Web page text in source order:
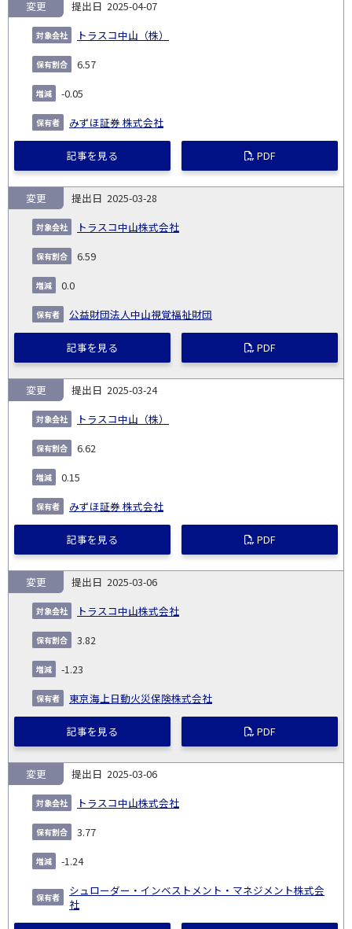
2025-04-07
トラスコ中山（株）
変更
6.57
-0.05
みずほ証券 株式会社
記事を見る PDF
2025-03-28
トラスコ中山株式会社
変更
6.59
0.0
公益財団法人中山視覚福祉財団
記事を見る PDF
2025-03-24
トラスコ中山（株）
変更
6.62
0.15
みずほ証券 株式会社
記事を見る PDF
2025-03-06
トラスコ中山株式会社
変更
3.82
-1.23
東京海上日動火災保険株式会社
記事を見る PDF
2025-03-06
トラスコ中山株式会社
変更
3.77
-1.24
シュローダー・インベストメント・マネジメント株式会
社